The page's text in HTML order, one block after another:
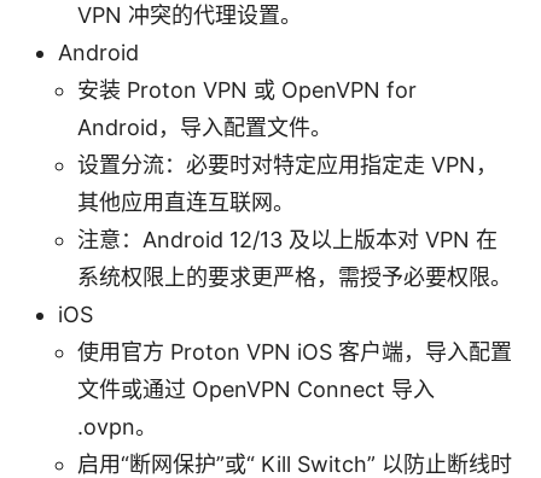
VPN 冲突的代理设置。
Android
安装 Proton VPN 或 OpenVPN for
Android，导入配置文件。
设置分流：必要时对特定应用指定走 VPN，
其他应用直连互联网。
注意：Android 12/13 及以上版本对 VPN 在
系统权限上的要求更严格，需授予必要权限。
iOS
使用官方 Proton VPN iOS 客户端，导入配置
文件或通过 OpenVPN Connect 导入
.ovpn。
启用“断网保护”或“ Kill Switch” 以防止断线时